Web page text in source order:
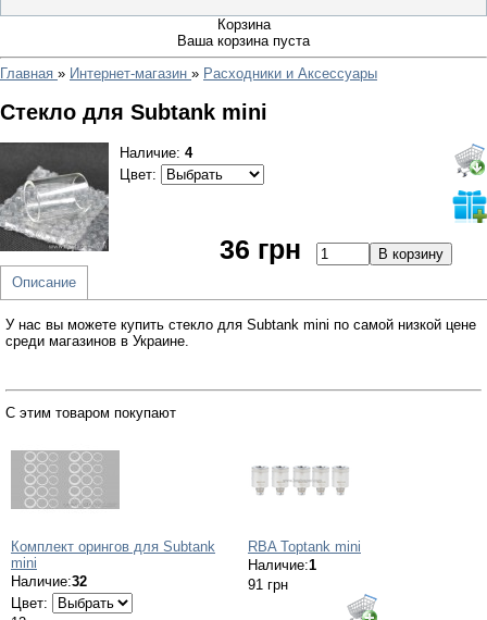
Корзина
Ваша корзина пуста
Главная » Интернет-магазин » Расходники и Аксессуары
Стекло для Subtank mini
Наличие: 4
Цвет:
36 грн
Описание
У нас вы можете купить стекло для Subtank mini по самой низкой цене
среди магазинов в Украине.
С этим товаром покупают
Комплект орингов для Subtank
mini
Наличие:32
Цвет:
RBA Toptank mini
Наличие:1
91 грн